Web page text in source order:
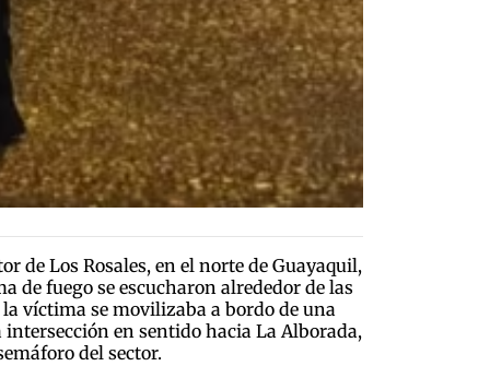
de Los Rosales, en el norte de Guayaquil,
de fuego se escucharon alrededor de las
víctima se movilizaba a bordo de una
en sentido hacia La Alborada,
del sector.